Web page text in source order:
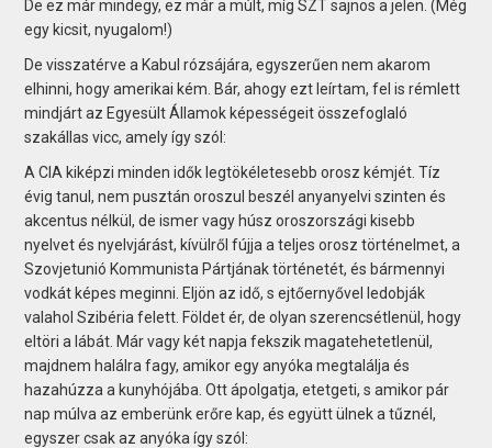
De ez már mindegy, ez már a múlt, míg SZT sajnos a jelen. (Még
egy kicsit, nyugalom!)
De visszatérve a Kabul rózsájára, egyszerűen nem akarom
elhinni, hogy amerikai kém. Bár, ahogy ezt leírtam, fel is rémlett
mindjárt az Egyesült Államok képességeit összefoglaló
szakállas vicc, amely így szól:
A CIA kiképzi minden idők legtökéletesebb orosz kémjét. Tíz
évig tanul, nem pusztán oroszul beszél anyanyelvi szinten és
akcentus nélkül, de ismer vagy húsz oroszországi kisebb
nyelvet és nyelvjárást, kívülről fújja a teljes orosz történelmet, a
Szovjetunió Kommunista Pártjának történetét, és bármennyi
vodkát képes meginni. Eljön az idő, s ejtőernyővel ledobják
valahol Szibéria felett. Földet ér, de olyan szerencsétlenül, hogy
eltöri a lábát. Már vagy két napja fekszik magatehetetlenül,
majdnem halálra fagy, amikor egy anyóka megtalálja és
hazahúzza a kunyhójába. Ott ápolgatja, etetgeti, s amikor pár
nap múlva az emberünk erőre kap, és együtt ülnek a tűznél,
egyszer csak az anyóka így szól: